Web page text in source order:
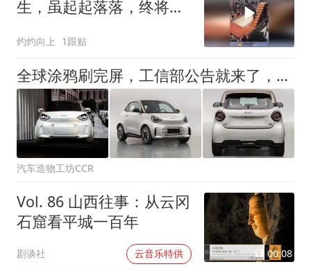
生，虽起起落落，终将到
灼灼向上 1跟贴
全球涂鸦刷完屏，工信部公告就来了，全新smart精灵2号这次玩真的
汽车造物工坊CCR
Vol. 86 山西往事：从云冈
石窟看平城一百年
剧谈社 云音乐特供 00:08